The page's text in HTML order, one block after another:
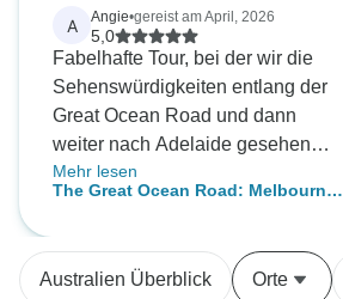
A Angie•gereist am April, 2026
5,0
Fabelhafte Tour, bei der wir die
Sehenswürdigkeiten entlang der
Great Ocean Road und dann
weiter nach Adelaide gesehen
haben. Unser Reiseleiter, Jens,
war brillant; sehr sachkundig,
Humor! Wir haben an vielen
verschiedenen Orten angehalten,
Mehr lesen
The Great Ocean Road: Melbourne -
Australien Überblick Orte